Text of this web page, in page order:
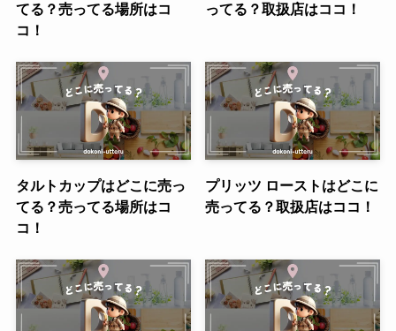
てる？売ってる場所はコ
コ！
ってる？取扱店はココ！
タルトカップはどこに売っ
てる？売ってる場所はコ
コ！
プリッツ ローストはどこに
売ってる？取扱店はココ！